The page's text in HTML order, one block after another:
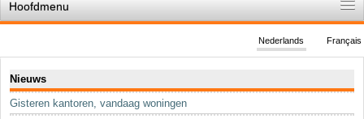
Hoofdmenu
De spelregels
Stedenbouwkundige vergunning
Cartografie
Français
Nederlands
Nieuws
Gisteren kantoren, vandaag woningen